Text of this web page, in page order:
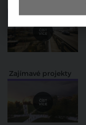
Zajímavé projekty